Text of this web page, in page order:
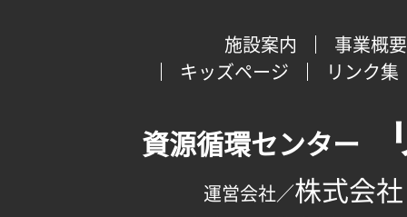
施設案内
事業概要
キッズページ
リンク集
資源循環センター
運営会社／株式会